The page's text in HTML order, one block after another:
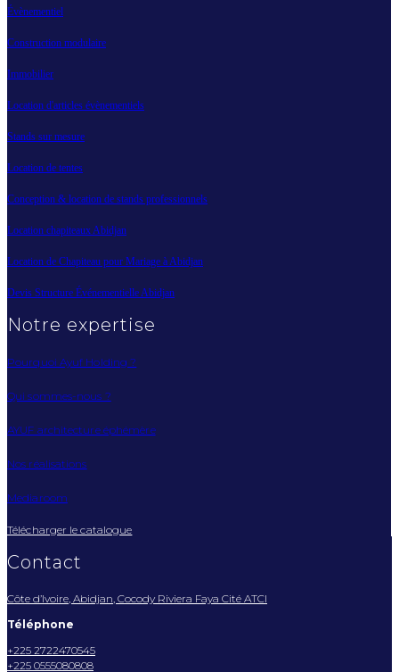
Évènementiel
Construction modulaire
Immobilier
Location d'articles évènementiels
Stands sur mesure
Location de tentes
Conception & location de stands professionnels
Location chapiteaux Abidjan
Location de Chapiteau pour Mariage à Abidjan
Devis Structure Événementielle Abidjan
Notre expertise
Pourquoi Ayuf Holding ?
Qui sommes-nous ?
AYUF architecture éphémère
Nos réalisations
Mediaroom
Télécharger le catalogue
Contact
Côte d’Ivoire, Abidjan, Cocody Riviera Faya Cité ATCI
Téléphone
+225 2722470545
+225 0555080808